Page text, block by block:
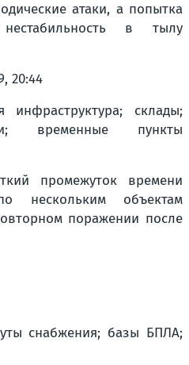
атаки, а попытка
в тылу
20:44
инфраструктура; склады;
временные пункты
промежуток времени
нескольким объектам
поражении после
снабжения; базы БПЛА;